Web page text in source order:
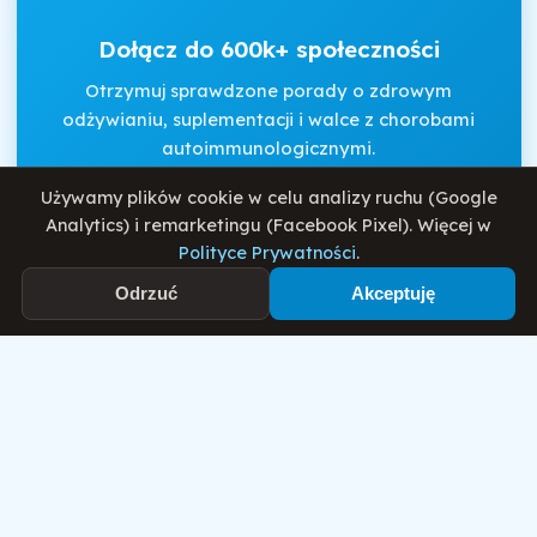
Dołącz do 600k+ społeczności
Otrzymuj sprawdzone porady o zdrowym
odżywianiu, suplementacji i walce z chorobami
autoimmunologicznymi.
AkceptujęRegulaminiPolitykę Prywatności
Używamy plików cookie w celu analizy ruchu (Google
Analytics) i remarketingu (Facebook Pixel). Więcej w
Polityce Prywatności.
Odrzuć Akceptuję